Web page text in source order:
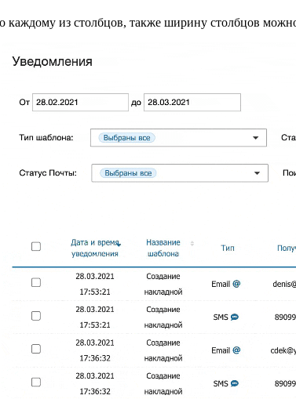
каждому из столбцов, также ширину столбцов